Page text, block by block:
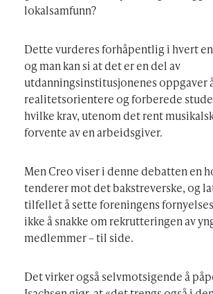
lokalsamfunn?
Dette vurderes forhåpentlig i hvert
og man kan si at det er en del av
utdanningsinstitusjonenes oppgaver
realitetsorientere og forberede
hvilke krav, utenom det rent
forvente av en arbeidsgiver.
Men Creo viser i denne debatten en
tenderer mot det bakstreverske, og
tilfellet å sette foreningens
ikke å snakke om rekrutteringen av
medlemmer – til side.
Det virker også selvmotsigende å